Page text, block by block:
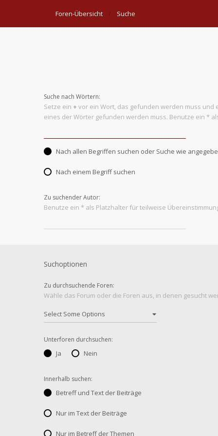
Foren-Übersicht Suche
Suche nach Wörtern:
Setze ein + vor ein Wort, das gefunden werden muss und
eines der Wörter gefunden werden muss. Benutze ein *
Nach allen Begriffen suchen oder Suche wie
Nach einem Begriff suchen
Zu suchender Autor:
Benutze ein * als Platzhalter für teilweise
Suchoptionen
Zu durchsuchende Foren:
Wähle das Forum oder die Foren aus, in denen gesucht
Unterforen durchsuchen:
Ja Nein
Innerhalb suchen:
Betreff und Text der Beiträge
Nur im Text der Beiträge
Nur im Betreff der Themen